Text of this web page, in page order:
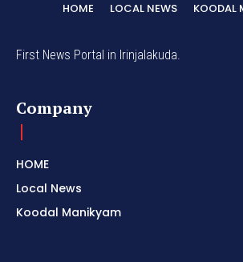
HOME LOCAL NEWS KOODAL
First News Portal in Irinjalakuda.
Company
HOME
Local News
Koodal Manikyam